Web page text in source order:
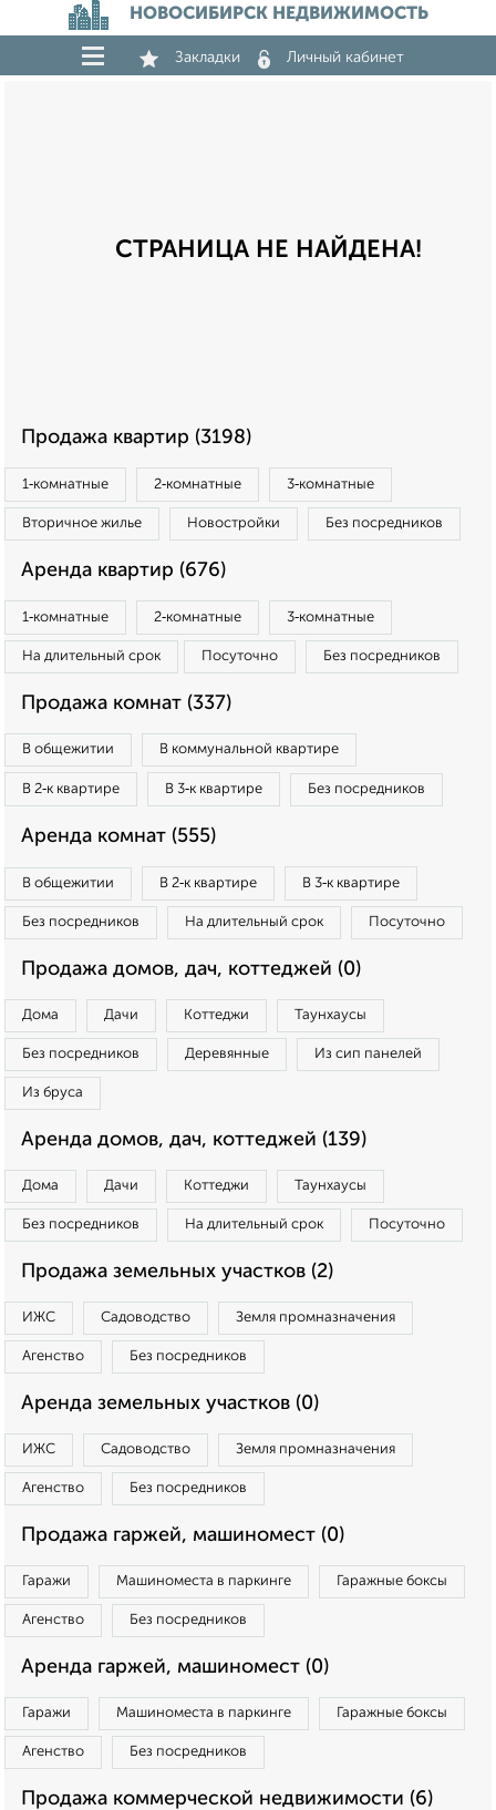
НОВОСИБИРСК НЕДВИЖИМОСТЬ
Закладки Личный кабинет
СТРАНИЦА НЕ НАЙДЕНА!
Продажа квартир (3198)
1‑комнатные 2‑комнатные 3‑комнатные
Вторичное жилье Новостройки Без посредников
Аренда квартир (676)
1‑комнатные 2‑комнатные 3‑комнатные
На длительный срок Посуточно Без посредников
Продажа комнат (337)
В общежитии В коммунальной квартире
В 2‑к квартире В 3‑к квартире Без посредников
Аренда комнат (555)
В общежитии В 2‑к квартире В 3‑к квартире
Без посредников На длительный срок Посуточно
Продажа домов, дач, коттеджей (0)
Дома Дачи Коттеджи Таунхаусы
Без посредников Деревянные Из сип панелей
Из бруса
Аренда домов, дач, коттеджей (139)
Дома Дачи Коттеджи Таунхаусы
Без посредников На длительный срок Посуточно
Продажа земельных участков (2)
ИЖС Садоводство Земля промназначения
Агенство Без посредников
Аренда земельных участков (0)
ИЖС Садоводство Земля промназначения
Агенство Без посредников
Продажа гаржей, машиномест (0)
Гаражи Машиноместа в паркинге Гаражные боксы
Агенство Без посредников
Аренда гаржей, машиномест (0)
Гаражи Машиноместа в паркинге Гаражные боксы
Агенство Без посредников
Продажа коммерческой недвижимости (6)